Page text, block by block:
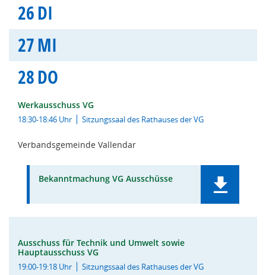
26DI
27MI
28DO
Werkausschuss VG
18:30-18:46 Uhr Sitzungssaal des Rathauses der VG
Verbandsgemeinde Vallendar
Bekanntmachung VG Ausschüsse
Ausschuss für Technik und Umwelt sowie
Hauptausschuss VG
19:00-19:18 Uhr Sitzungssaal des Rathauses der VG